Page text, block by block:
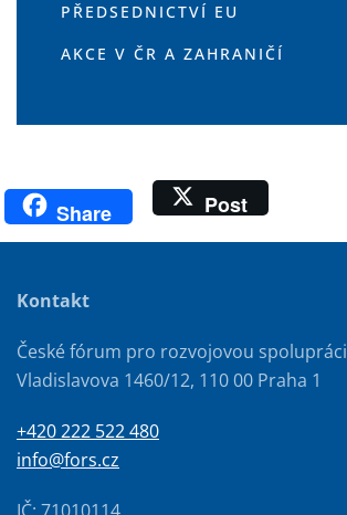
PŘEDSEDNICTVÍ EU
AKCE V ČR A ZAHRANIČÍ
Share Post
Kontakt
České fórum pro rozvojovou spolupráci
Vladislavova 1460/12, 110 00 Praha 1
+420 222 522 480
info@fors.cz